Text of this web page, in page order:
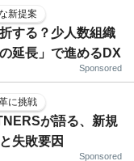
新提案
する？少人数組織
延長」で進めるDX
Sponsored
に挑戦
が語る、新規
失敗要因
Sponsored